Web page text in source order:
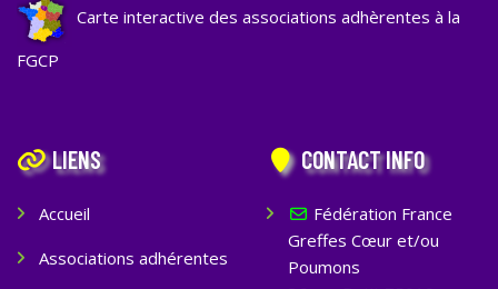
Carte interactive des associations adhèrentes à la
FGCP
LIENS
Accueil
Associations adhérentes
CONTACT INFO
Fédération France
Greffes Cœur et/ou
Poumons